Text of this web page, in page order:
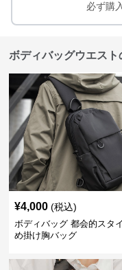
必ず購
ボディバッグウエスト
¥4,000 (税込)
ボディバッグ 都会的スタ
め掛け胸バッグ